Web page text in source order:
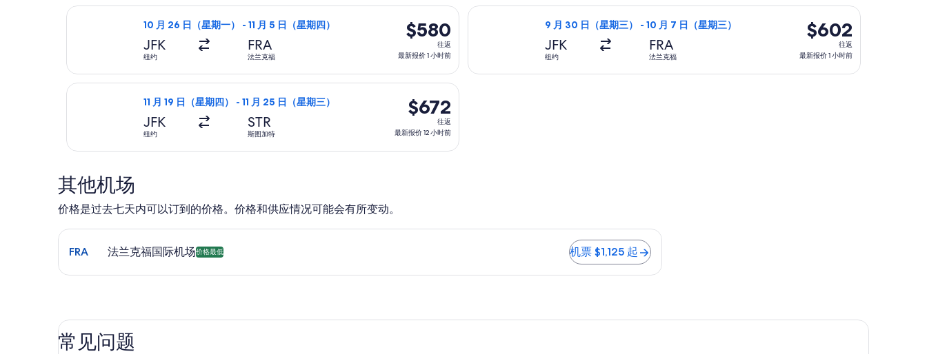
新
报
价
1
时
前
新
报
价
1
10 月 26 日（星期一） - 11 月 5 日（星期四）
JFK
纽约
FRA
法兰克福
$580
往
返,
新
报
价
1
$580
往返
最新报价 1 小时前
选择神鹰航空航班，10 月 26 日（星期一）从纽约前往法兰克福，11 月 5 日（星期四）返回，价格为 $580，最新报价 1 小时前
9 月 30 日（星期三） - 10 月 7 日（星期三）
JFK
纽约
FRA
法兰克福
$602
往
返,
$602
往返
最新报价 1 小时前
选择新加坡航空航班，9 月 30 日（星期三）从纽约前往法兰克福，10 月 7 日
11 月 19 日（星期四） - 11 月 25 日（星期三）
JFK
纽约
STR
斯图加特
$672
往
返,
$672
往返
最新报价 12 小时前
选择西班牙国家航空航班，11 月 19 日（星期四）从纽约前往斯图加特，11 月 25 日（星期三）返回，价格为 $672，最新报价 12 小时前
其他机场
价格是过去七天内可以订到的价格。价格和供应情况可能会有所变动。
选择前往法兰克福国际机场 (FRA) 的航班。 可预订的最便宜的选项。 机票 $1,125 起
FRA 法兰克福国际机场价格最低 机票 $1,125 起
常见问题